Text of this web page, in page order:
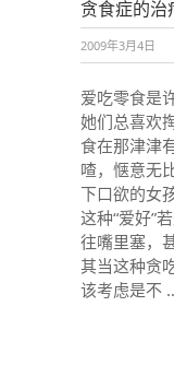
贪食症的治
2009年3月4日
爱吃零食是
她们总喜欢
食在那津津
喳，惬意无
下口欲的女
这种“爱好”
往嘴里塞，
其当这种贪
该考虑是不